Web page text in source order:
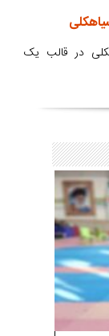
در قالب یک